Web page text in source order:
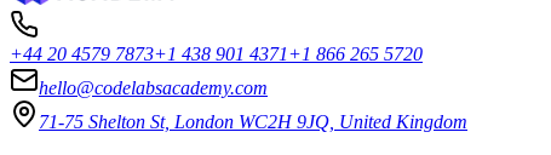
+44 20 4579 7873+1 438 901 4371+1 866 265 5720
hello@codelabsacademy.com
71-75 Shelton St, London WC2H 9JQ, United Kingdom